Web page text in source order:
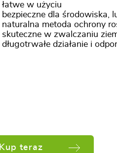
łatwe w użyciu
bezpieczne dla środowiska,
naturalna metoda ochrony
skuteczne w zwalczaniu
długotrwałe działanie i
Kup teraz